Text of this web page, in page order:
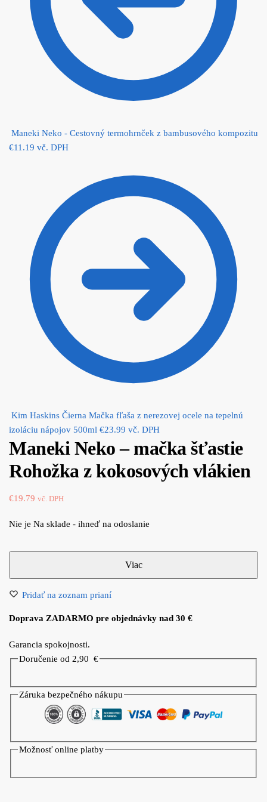
Maneki Neko - Cestovný termohrnček z bambusového kompozitu
€11.19 vč. DPH
Kim Haskins Čierna Mačka fľaša z nerezovej ocele na tepelnú
izoláciu nápojov 500ml €23.99 vč. DPH
Maneki Neko – mačka šťastie
Rohožka z kokosových vlákien
€19.79 vč. DPH
Nie je Na sklade - ihneď na odoslanie
Pridať na zoznam prianí
Doprava ZADARMO pre objednávky nad 30 €
Garancia spokojnosti.
Doručenie od 2,90€
Záruka bezpečného nákupu
Možnosť online platby